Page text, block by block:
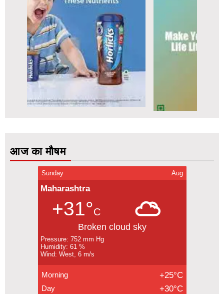
आज का मौषम
Sunday Aug
Maharashtra
+31°C
Broken cloud sky
Pressure: 752 mm Hg
Humidity: 61 %
Wind: West, 6 m/s
Morning +25°C
Day +30°C